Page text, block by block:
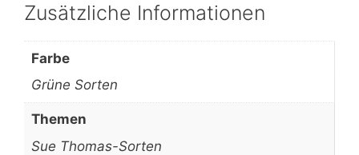
Zusätzliche Informationen
Farbe
Grüne Sorten
Themen
Sue Thomas-Sorten